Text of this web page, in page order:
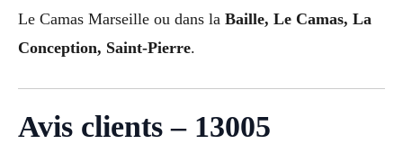
Le Camas Marseille ou dans la Baille, Le Camas, La
Conception, Saint-Pierre.
Avis clients – 13005